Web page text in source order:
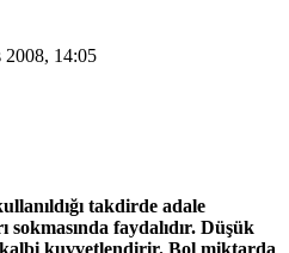
2008, 14:05
takdirde adale
sokmasında faydalıdır. Düşük